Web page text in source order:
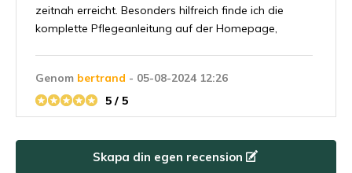
zeitnah erreicht. Besonders hilfreich finde ich die
komplette Pflegeanleitung auf der Homepage,
Genom bertrand - 05-08-2024 12:26
5 / 5
Plante arrivent en bonne état.
Skapa din egen recension